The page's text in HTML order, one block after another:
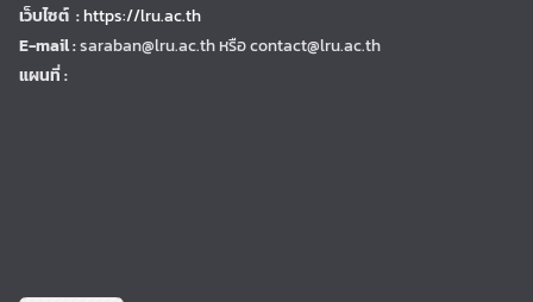
เว็บไซต์ :https://lru.ac.th
E-mail :saraban@lru.ac.thหรือ contact@lru.ac.th
แผนที่ :